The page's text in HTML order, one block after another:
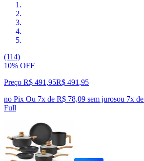
(114)
10% OFF
Preço R$ 491,95R$ 491 ,95
no Pix Ou 7x de R$ 78,09 sem jurosou 7x de
Full